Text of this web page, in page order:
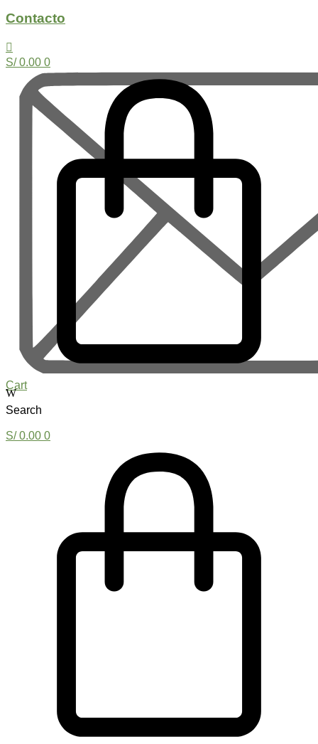
Contacto
S/0.00 0
Cart
Search
S/0.00 0